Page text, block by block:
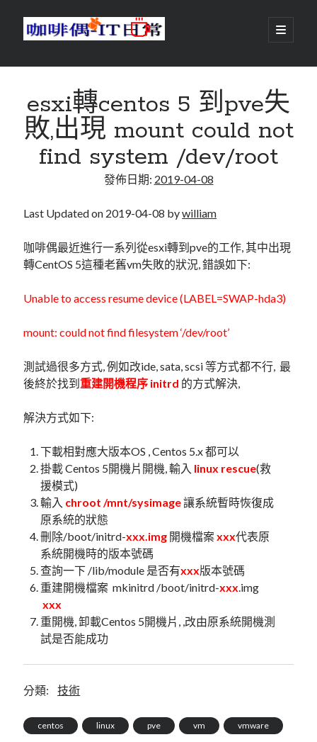
咖
偶-
IT
開
啟
資
欄
搜尋
backup centos
container database dns
docker elementaryOS esxi
firewall git Github guacamole
httpd javascript kotlin ldap
LetsEncrypt linux LinuxMint
microsoft mysql nextcloud
outlook
restic RockyLinux security
spam ubuntu vm vmware
vpn windows wordpress
一個人的武林 品質管理系統 單車
分類
android
github
rclone
區塊鏈
單車
技術
esxi轉centos 5 到pve失
敗,出現 mount could not
find system /dev/root
發佈日期: 2019-04-08
Last Updated on 2019-04-08 bywilliam
咖啡偶最近進行一系列從esxi轉到pve的工作, 其中出現
轉CentOS 5這種老舊vm失敗的狀況, 錯誤如下:
Unable to access resume device (LABEL=SWAP-hda3)
mount: could not find filesystem ‘/dev/root’
測試過很多方式, 例如改ide, sata, scsi 等方式都不行, 最
後終於找到 重建開機程序 initrd 的方式解決,
解決方式如下:
下載相對應大版本OS , Centos 5.x 都可以
掛載 Centos 5開機片開機, 輸入 linux rescue(救
援模式)
輸入 chroot /mnt/sysimage讓系統暫時恢復成
原系統的狀態
刪除/boot/initrd-xxx.img 開機檔案xxx代表原
系統開機時的版本號碼
查詢一下 /lib/module 是否有xxx版本號碼
重建開機檔案 mkinitrd /boot/initrd-xxx.img
xxx
重開機, 卸載Centos 5開機片, ,改由原系統開機測
試是否能成功
分類: 技術
centos linux pve vm vmware